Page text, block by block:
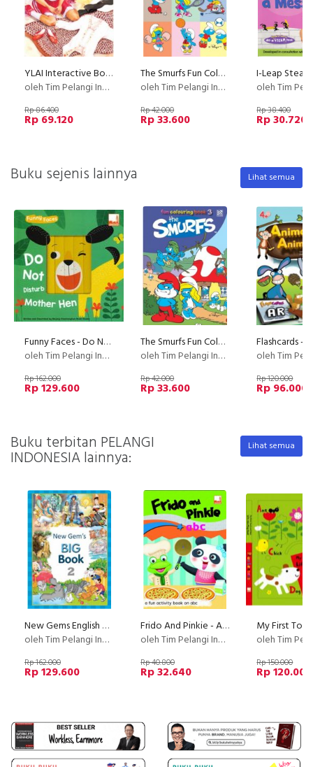
YLAI Interactive Book - Tugas Penting Kartika
oleh Tim Pelangi Indonesia
Rp 86.400
Rp 69.120
The Smurfs Fun Colouring Book 6: Sports
oleh Tim Pelangi Indonesia
Rp 42.000
Rp 33.600
oleh Tim Pelangi
Rp 38.400
Rp 30.720
Buku sejenis lainnya Lihat semua
Funny Faces - Do Not Disturb Mother Hen
oleh Tim Pelangi Indonesia
Rp 162.000
Rp 129.600
The Smurfs Fun Colouring Book 3
oleh Tim Pelangi Indonesia
Rp 42.000
Rp 33.600
oleh Tim Pelangi
Rp 120.000
Rp 96.000
Buku terbitan PELANGI
INDONESIA lainnya:
Lihat semua
New Gems English Big Book 2
oleh Tim Pelangi Indonesia
Rp 162.000
Rp 129.600
Frido And Pinkie - Abc
oleh Tim Pelangi Indonesia
Rp 40.800
Rp 32.640
oleh Tim Pelangi
Rp 150.000
Rp 120.000